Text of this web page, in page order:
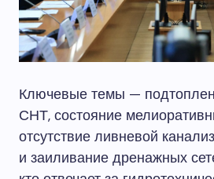
Ключевые темы —
СНТ, состояние
отсутствие ливневой
и заиливание дренажных